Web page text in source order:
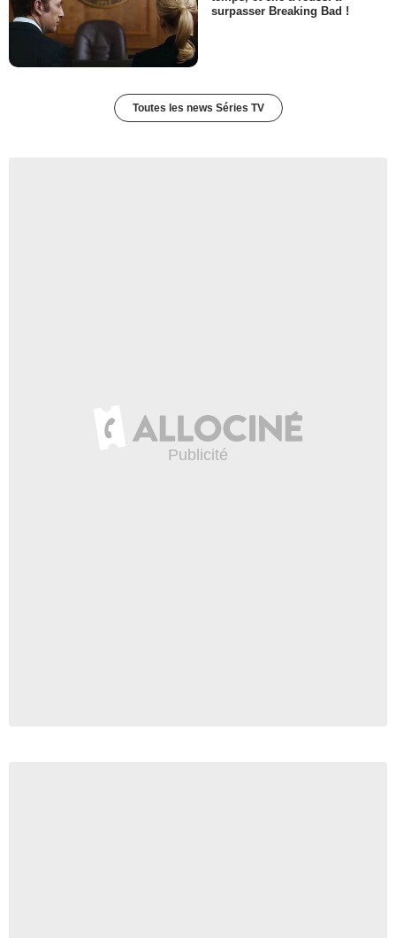
surpasser Breaking Bad !
Toutes les news Séries TV